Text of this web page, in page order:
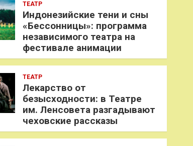
ТЕАТР
Индонезийские тени и сны
«Бессонницы»: программа
независимого театра на
фестивале анимации
ТЕАТР
Лекарство от
безысходности: в Театре
им. Ленсовета разгадывают
чеховские рассказы